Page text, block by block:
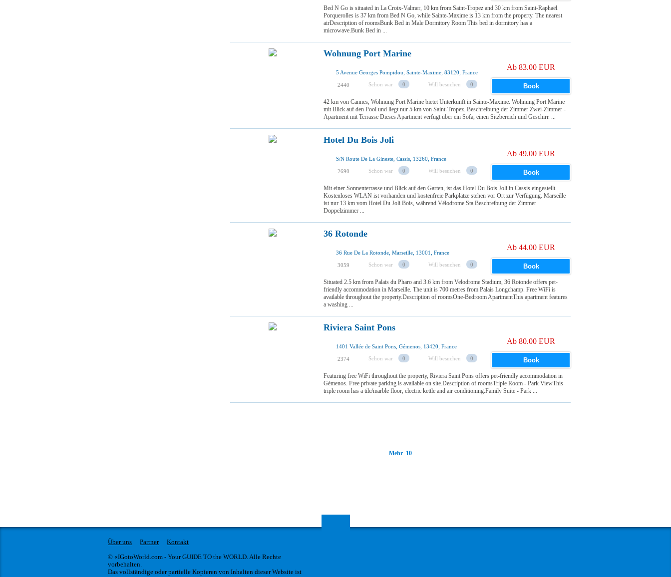
Bed N Go is situated in La Croix-Valmer, 10 km from Saint-Tropez and 30 km from Saint-Raphaël.
Porquerolles is 37 km from Bed N Go, while Sainte-Maxime is 13 km from the property. The nearest
airDescription of roomsBunk Bed in Male Dormitory Room This bed in dormitory has a
microwave.Bunk Bed in ...
Wohnung Port Marine
5 Avenue Georges Pompidou, Sainte-Maxime, 83120, France
2440 Schon war 0 Will besuchen 0
Ab 83.00 EUR
Book
42 km von Cannes, Wohnung Port Marine bietet Unterkunft in Sainte-Maxime. Wohnung Port Marine
mit Blick auf den Pool und liegt nur 5 km von Saint-Tropez. Beschreibung der Zimmer Zwei-Zimmer -
Apartment mit Terrasse Dieses Apartment verfügt über ein Sofa, einen Sitzbereich und Geschirr. ...
Hotel Du Bois Joli
S/N Route De La Gineste, Cassis, 13260, France
2690 Schon war 0 Will besuchen 0
Ab 49.00 EUR
Book
Mit einer Sonnenterrasse und Blick auf den Garten, ist das Hotel Du Bois Joli in Cassis eingestellt.
Kostenloses WLAN ist vorhanden und kostenfreie Parkplätze stehen vor Ort zur Verfügung. Marseille
ist nur 13 km vom Hotel Du Joli Bois, während Vélodrome Sta Beschreibung der Zimmer
Doppelzimmer ...
36 Rotonde
36 Rue De La Rotonde, Marseille, 13001, France
3059 Schon war 0 Will besuchen 0
Ab 44.00 EUR
Book
Situated 2.5 km from Palais du Pharo and 3.6 km from Velodrome Stadium, 36 Rotonde offers pet-
friendly accommodation in Marseille. The unit is 700 metres from Palais Longchamp. Free WiFi is
available throughout the property.Description of roomsOne-Bedroom ApartmentThis apartment features
a washing ...
Riviera Saint Pons
1401 Vallée de Saint Pons, Gémenos, 13420, France
2374 Schon war 0 Will besuchen 0
Ab 80.00 EUR
Book
Featuring free WiFi throughout the property, Riviera Saint Pons offers pet-friendly accommodation in
Gémenos. Free private parking is available on site.Description of roomsTriple Room - Park ViewThis
triple room has a tile/marble floor, electric kettle and air conditioning.Family Suite - Park ...
Mehr 10
Über uns Partner
Kontakt
© «IGotoWorld.com - Your GUIDE TO the WORLD. Alle Rechte
vorbehalten.
Das vollständige oder partielle Kopieren von Inhalten dieser Website ist